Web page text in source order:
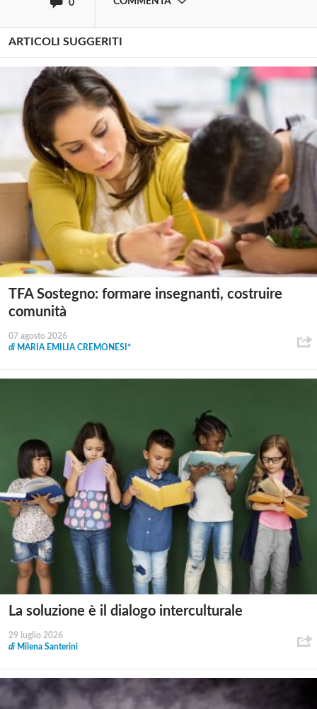
0
ARTICOLI SUGGERITI
TFA Sostegno: formare insegnanti, costruire
comunità
07 agosto 2026
di MARIA EMILIA CREMONESI*
La soluzione è il dialogo interculturale
29 luglio 2026
di Milena Santerini